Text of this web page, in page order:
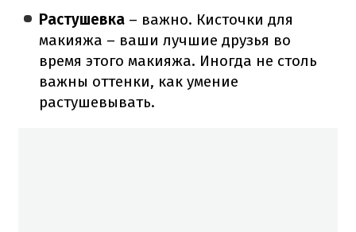
Растушевка – важно. Кисточки для
макияжа – ваши лучшие друзья во
время этого макияжа. Иногда не столь
важны оттенки, как умение
растушевывать.